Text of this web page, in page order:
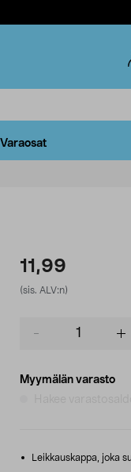
Varaosat
11,99
(sis. ALV:n)
Myymälän varasto
Leikkauskappa, joka